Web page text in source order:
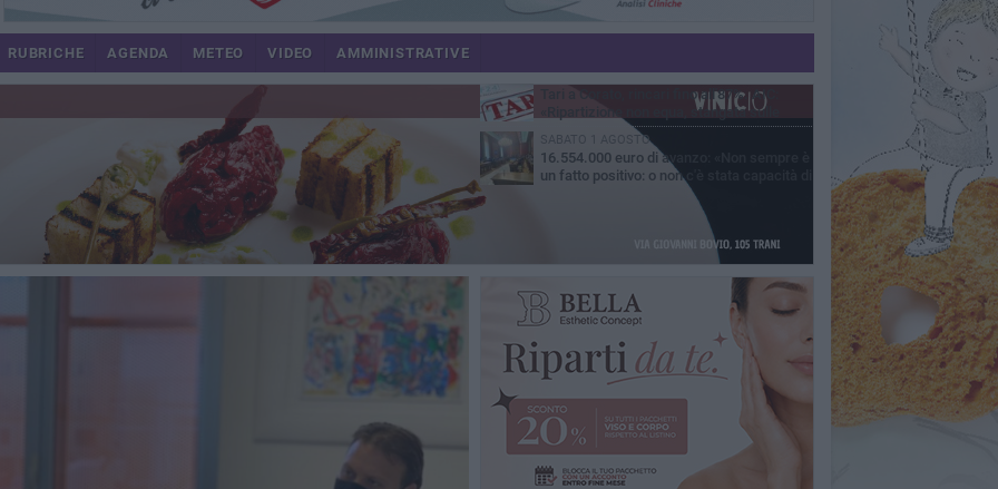
RUBRICHE AGENDA METEO VIDEO AMMINISTRATIVE
MERCOLEDÌ 5 AGOSTO
Chiuso momentaneamente distributore di
GIOVEDÌ 6 AGOSTO
Tari a Corato, rincari fino all'87%. AIC:
«Ripartizione non equa, stangata sulle
imprese»
SABATO 1 AGOSTO
16.554.000 euro di avanzo: «Non sempre è
un fatto positivo: o non c'è stata capacità di
spesa o le entrate sono state troppo alte»